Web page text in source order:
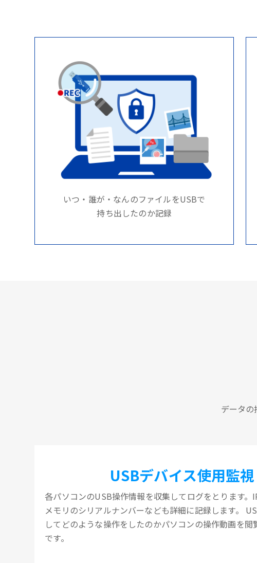
いつ・誰が・なんのファイルをUSBで
持ち出したのか記録
データの
USBデバイス使用監視
各パソコンのUSB操作情報を収集してログをとります。
メモリのシリアルナンバーなども詳細に記録します。
してどのような操作をしたのかパソコンの操作動画を閲
です。